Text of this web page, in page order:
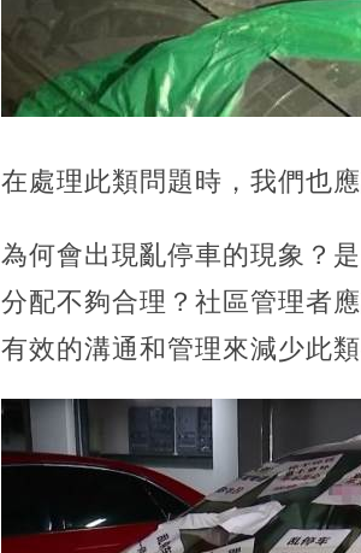
在處理此類問題時，我們也
為何會出現亂停車的現象？
分配不夠合理？社區管理者
有效的溝通和管理來減少此類